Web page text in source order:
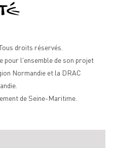
droits réservés.
pour l'ensemble de son projet
Normandie et la DRAC
de Seine-Maritime.